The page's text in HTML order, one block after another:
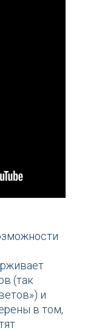
(так
и
в том,